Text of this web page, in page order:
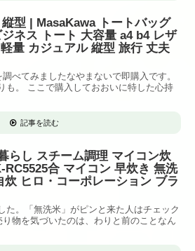
縦型 | MasaKawa トートバッグ
ネス トート 大容量 a4 b4 レザ
量 カジュアル 縦型 旅行 丈夫
べてみましたなやまないで即購入です。
も。 ここで購入しておおいに特した心持
記事を読む
らし スチーム調理 マイコン炊
合 マイコン 早炊き 無洗
ヒロ・コーポレーション ブラ
た。「無洗米」がピンと来た人はチェック
物を気づいたのは、わりと前のことなん